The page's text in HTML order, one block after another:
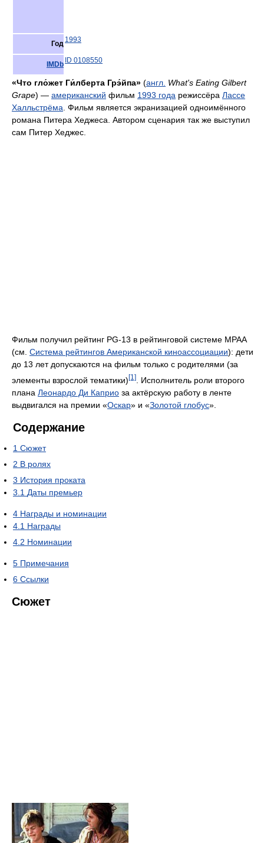
Год 1993
IMDb ID 0108550
«Что гло́жет Ги́лберта Грэ́йпа» (англ. What's Eating Gilbert
Grape) — американский фильм 1993 года режиссёра Лассе
Халльстрёма . Фильм является экранизацией одноимённого
романа Питера Хеджеса. Автором сценария так же выступил
сам Питер Хеджес.
Фильм получил рейтинг PG-13 в рейтинговой системе MPAA
(см. Система рейтингов Американской киноассоциации): дети
до 13 лет допускаются на фильм только с родителями (за
элементы взрослой тематики)[1]
. Исполнитель роли второго
плана Леонардо Ди Каприо за актёрскую работу в ленте
выдвигался на премии «Оскар» и «Золотой глобус».
Содержание
1 Сюжет
2 В ролях
3 История проката
3.1 Даты премьер
4 Награды и номинации
4.1 Награды
4.2 Номинации
5 Примечания
6 Ссылки
Сюжет